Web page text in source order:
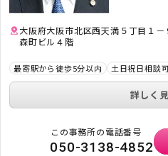
大阪府大阪市北区西天満５丁目１
森町ビル４階
最寄駅から徒歩5分以内 土日祝日相談
詳しく
この事務所の電話番号
050-3138-4852